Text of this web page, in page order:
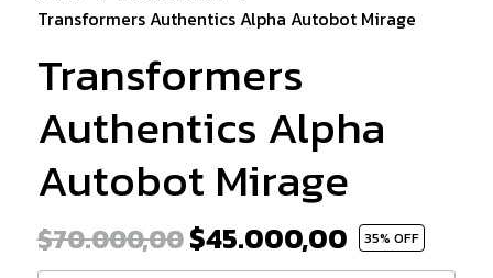
Transformers Authentics Alpha Autobot Mirage
Transformers
Authentics Alpha
Autobot Mirage
$70.000,00$45.000,00 35% OFF